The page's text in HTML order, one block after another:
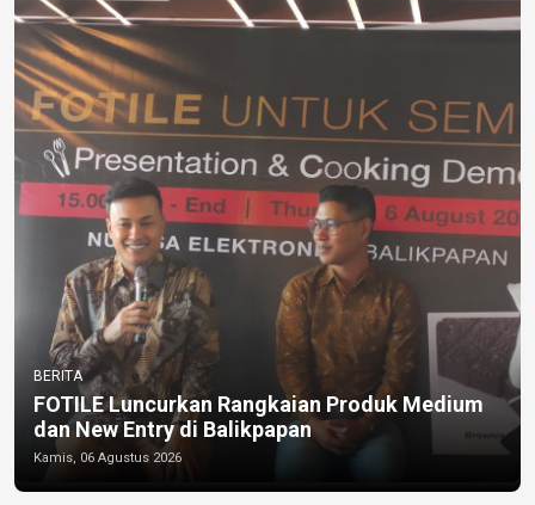
BERITA
FOTILE Luncurkan Rangkaian Produk Medium
dan New Entry di Balikpapan
Kamis, 06 Agustus 2026